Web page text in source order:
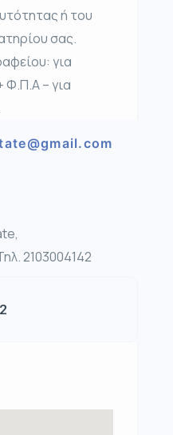
ή του
σας.
για
Φ.Π.Α – για
2103004142